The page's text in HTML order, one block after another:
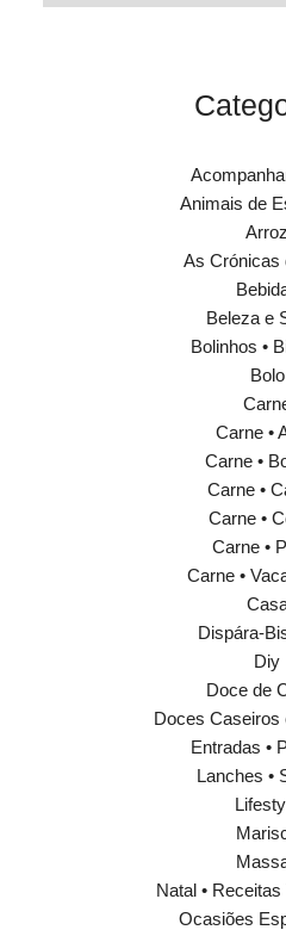
Animais de
Arroz
As Crónicas
Beleza e
Bolinhos •
Bolo
Carne •
Carne •
Carne •
Carne •
Carne •
Carne •
Dispára-
Diy
Doce de
Doces Caseiros
Entradas •
Lanches •
Natal •
Ocasiões